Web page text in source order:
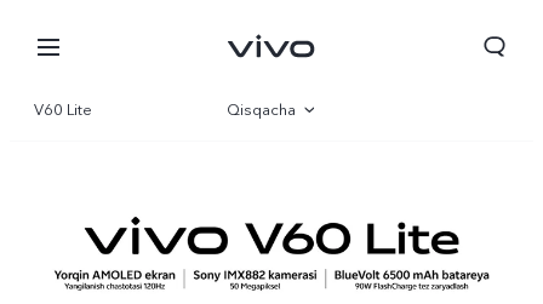
V60 Lite Qisqacha
Parametr